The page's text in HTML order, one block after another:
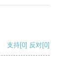
支持[0] 反对[0]